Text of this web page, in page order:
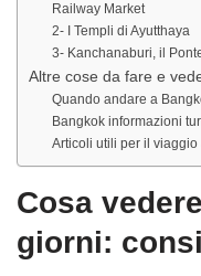
Railway Market
2- I Templi di Ayutthaya
3- Kanchanaburi, il
Altre cose da fare e
Quando andare a
Bangkok informazioni
Articoli utili per il viaggio
Cosa
giorni: